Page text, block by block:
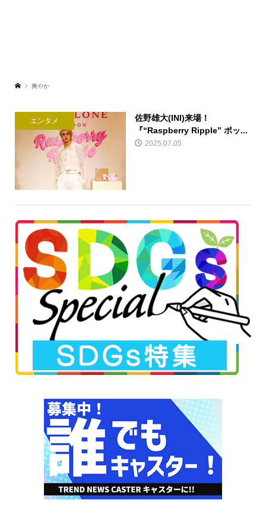
爽やか
エンタメ
佐野雄大(INI)来場！
『“Raspberry Ripple” ポッ...
2025.07.05